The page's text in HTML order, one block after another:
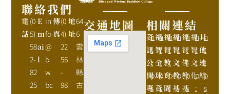
聯絡我們
電
話
(0
5)
58
2-
82
25
E
m
ai
l
in
fo
@
b
w
bc
傳
真
(0
4)
22
56
-
98
地
址
64
6
雲
林
縣
古
交通地圖 相關連結
資
訊
公
開
專
h
t
t
p
s
福
智
全
球
資
h
t
t
p
s
福
智
教
育
園
h
t
t
p
:
福
智
文
教
基
h
t
t
p
:
福
智
佛
教
基
h
t
t
p
s
福
智
文
化
h
t
t
p
:
其
他
連
結
h
t
t
p
s